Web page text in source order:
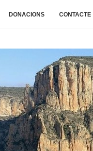
DONACIONS CONTACTE